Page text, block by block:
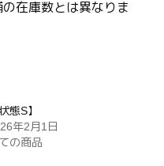
在庫数とは異なりま
状態S】
年2月1日
の商品